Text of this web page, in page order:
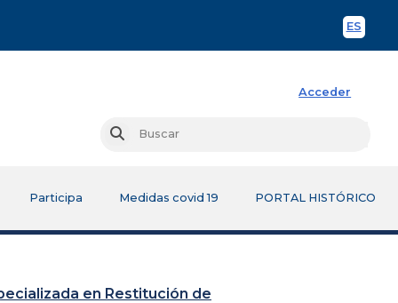
ES
Acceder
Buscar
Participa Medidas covid 19 PORTAL HISTÓRICO
en Restitución de